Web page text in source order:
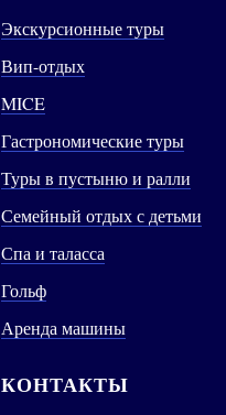
Экскурсионные туры
Вип-отдых
MICE
Гастрономические туры
Туры в пустыню и ралли
Семейный отдых с детьми
Спа и таласса
Гольф
Аренда машины
КОНТАКТЫ